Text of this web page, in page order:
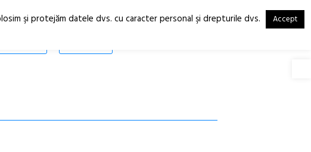
RO
EN
şi protejăm datele dvs. cu caracter personal şi drepturile dvs. Accept